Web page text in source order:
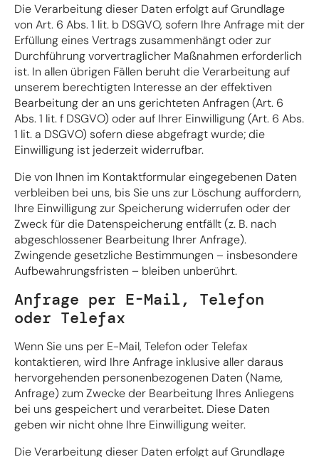
Die Verarbeitung dieser Daten erfolgt auf Grundlage
von Art. 6 Abs. 1 lit. b DSGVO, sofern Ihre Anfrage mit der
Erfüllung eines Vertrags zusammenhängt oder zur
Durchführung vorvertraglicher Maßnahmen erforderlich
ist. In allen übrigen Fällen beruht die Verarbeitung auf
unserem berechtigten Interesse an der effektiven
Bearbeitung der an uns gerichteten Anfragen (Art. 6
Abs. 1 lit. f DSGVO) oder auf Ihrer Einwilligung (Art. 6 Abs.
1 lit. a DSGVO) sofern diese abgefragt wurde; die
Einwilligung ist jederzeit widerrufbar.
Die von Ihnen im Kontaktformular eingegebenen Daten
verbleiben bei uns, bis Sie uns zur Löschung auffordern,
Ihre Einwilligung zur Speicherung widerrufen oder der
Zweck für die Datenspeicherung entfällt (z. B. nach
abgeschlossener Bearbeitung Ihrer Anfrage).
Zwingende gesetzliche Bestimmungen – insbesondere
Aufbewahrungsfristen – bleiben unberührt.
Anfrage per E-Mail, Telefon
oder Telefax
Wenn Sie uns per E-Mail, Telefon oder Telefax
kontaktieren, wird Ihre Anfrage inklusive aller daraus
hervorgehenden personenbezogenen Daten (Name,
Anfrage) zum Zwecke der Bearbeitung Ihres Anliegens
bei uns gespeichert und verarbeitet. Diese Daten
geben wir nicht ohne Ihre Einwilligung weiter.
Die Verarbeitung dieser Daten erfolgt auf Grundlage